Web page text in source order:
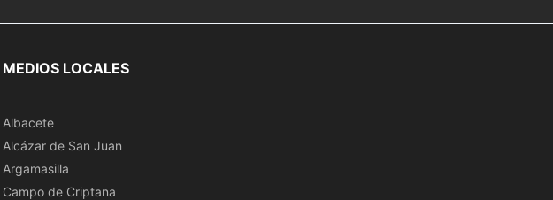
MEDIOS LOCALES
Albacete
Alcázar de San Juan
Argamasilla
Campo de Criptana